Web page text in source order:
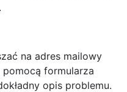
na adres mailowy
pomocą formularza
opis problemu.